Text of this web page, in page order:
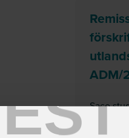
ADM/
Saco